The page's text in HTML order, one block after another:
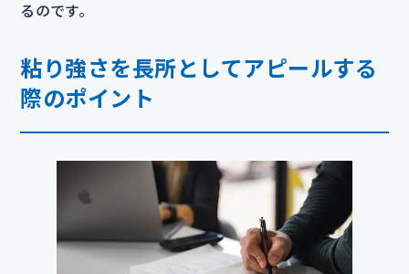
るのです。
粘り強さを長所としてアピールする
際のポイント